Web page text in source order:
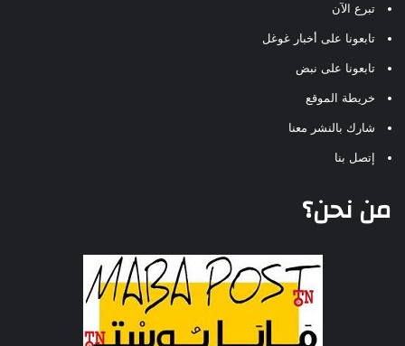
تبرع الآن
تابعونا على أخبار غوغل
تابعونا على نبض
خريطة الموقع
شارك بالنشر معنا
إتصل بنا
من نحن؟